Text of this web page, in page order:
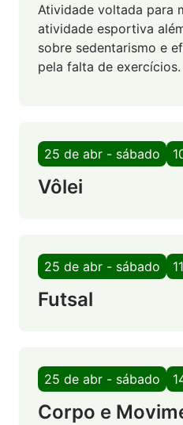
Atividade voltada para
atividade esportiva
sobre sedentarismo e
pela falta de exercícios.
25 de abr - sábado
Vôlei
25 de abr - sábado
Futsal
25 de abr - sábado
Corpo e